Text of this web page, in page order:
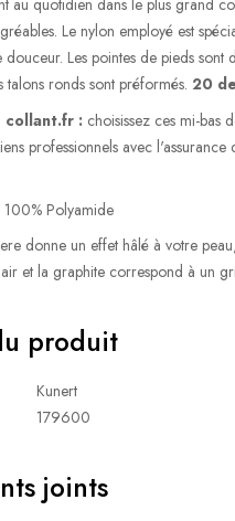
au quotidien dans le plus grand
Le nylon employé est
Les pointes de pieds sont
talons ronds sont préformés. 20
collant.fr : choisissez ces mi-bas
professionnels avec
100% Polyamide
donne un effet hâlé à votre
et la graphite correspond à un
produit
Kunert
179600
joints